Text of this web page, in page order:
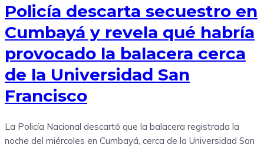
Policía descarta secuestro en
Cumbayá y revela qué habría
provocado la balacera cerca
de la Universidad San
Francisco
La Policía Nacional descartó que la balacera registrada la
noche del miércoles en Cumbayá, cerca de la Universidad San